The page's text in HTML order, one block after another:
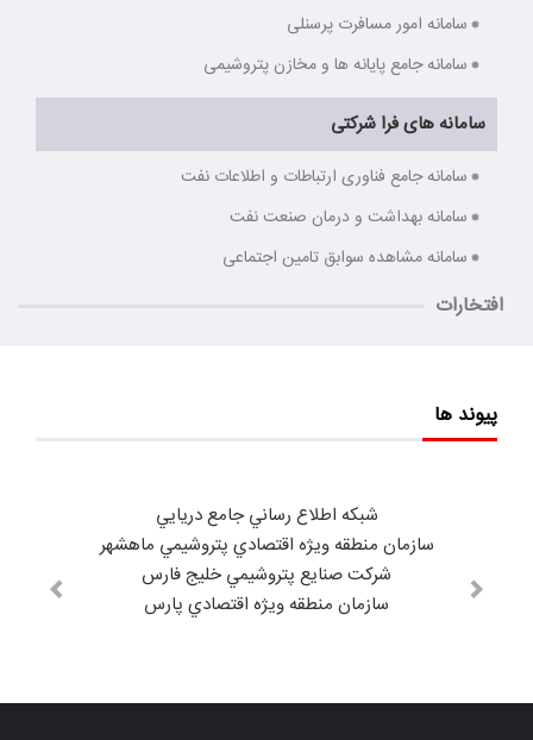
سامانه امور مسافرت پرسنلی
سامانه جامع پایانه ها و مخازن پتروشیمی
سامانه های فرا شرکتی
سامانه جامع فناوری ارتباطات و اطلاعات نفت
سامانه بهداشت و درمان صنعت نفت
سامانه مشاهده سوابق تامین اجتماعی
افتخارات
پیوند ها
شبكه اطلاع رساني جامع دريايي
سازمان منطقه ويژه اقتصادي پتروشيمي ماهشهر
شركت صنايع پتروشيمي خليج فارس
سازمان منطقه ويژه اقتصادي پارس